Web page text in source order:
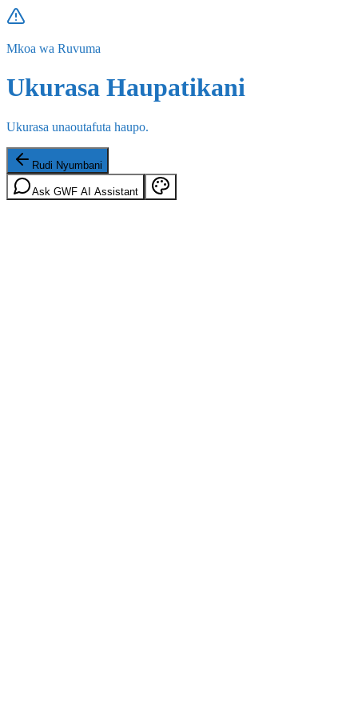
Mkoa wa Ruvuma
Ukurasa Haupatikani
Ukurasa unaoutafuta haupo.
Rudi Nyumbani
Ask GWF AI Assistant